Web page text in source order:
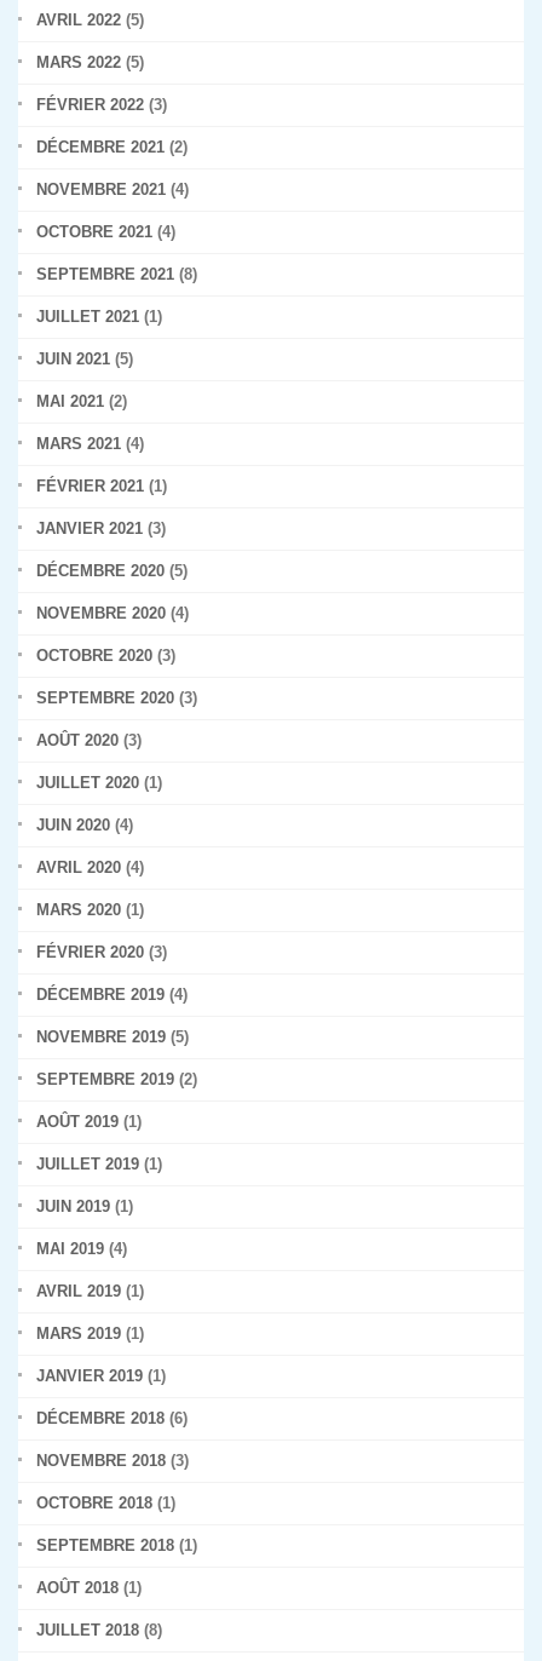
AVRIL 2022 (5)
MARS 2022 (5)
FÉVRIER 2022 (3)
DÉCEMBRE 2021 (2)
NOVEMBRE 2021 (4)
OCTOBRE 2021 (4)
SEPTEMBRE 2021 (8)
JUILLET 2021 (1)
JUIN 2021 (5)
MAI 2021 (2)
MARS 2021 (4)
FÉVRIER 2021 (1)
JANVIER 2021 (3)
DÉCEMBRE 2020 (5)
NOVEMBRE 2020 (4)
OCTOBRE 2020 (3)
SEPTEMBRE 2020 (3)
AOÛT 2020 (3)
JUILLET 2020 (1)
JUIN 2020 (4)
AVRIL 2020 (4)
MARS 2020 (1)
FÉVRIER 2020 (3)
DÉCEMBRE 2019 (4)
NOVEMBRE 2019 (5)
SEPTEMBRE 2019 (2)
AOÛT 2019 (1)
JUILLET 2019 (1)
JUIN 2019 (1)
MAI 2019 (4)
AVRIL 2019 (1)
MARS 2019 (1)
JANVIER 2019 (1)
DÉCEMBRE 2018 (6)
NOVEMBRE 2018 (3)
OCTOBRE 2018 (1)
SEPTEMBRE 2018 (1)
AOÛT 2018 (1)
JUILLET 2018 (8)